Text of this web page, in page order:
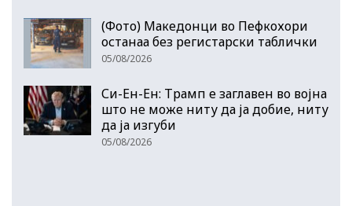
(Фото) Македонци во Пефкохори
останаа без регистарски таблички
05/08/2026
Си-Ен-Ен: Трамп е заглавен во војна
што не може ниту да ја добие, ниту
да ја изгуби
05/08/2026